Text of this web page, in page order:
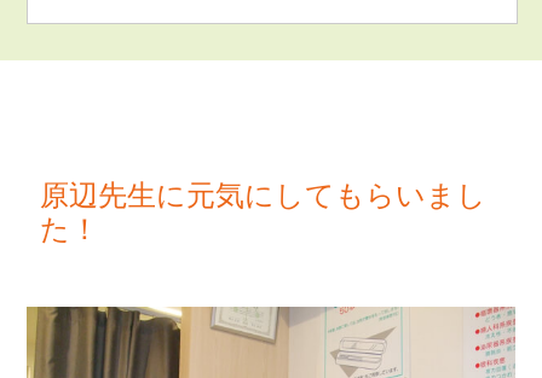
原辺先生に元気にしてもらいまし
た！